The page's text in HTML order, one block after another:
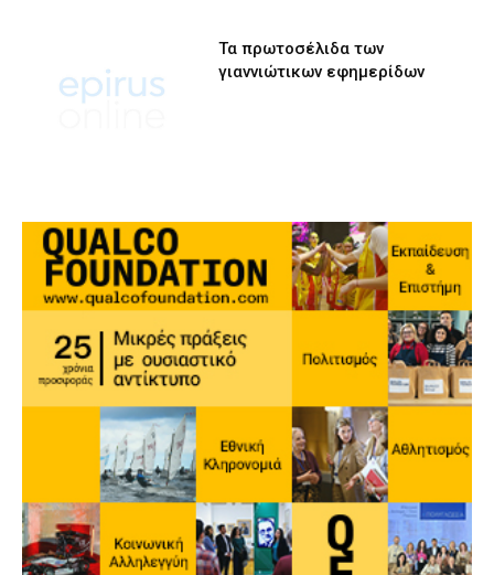
Τα πρωτοσέλιδα των
γιαννιώτικων εφημερίδων